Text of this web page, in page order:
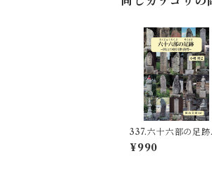
337.六十六部の足跡
岡山の廻国供養塔－
¥990